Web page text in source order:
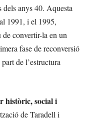
anys 40. Aquesta
1991, i el 1995,
convertir-la en un
fase de reconversió
de l’estructura
històric, social i
de Taradell i